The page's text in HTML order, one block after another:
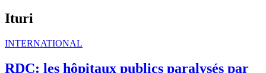
Ituri
INTERNATIONAL
RDC: les hôpitaux publics paralysés par